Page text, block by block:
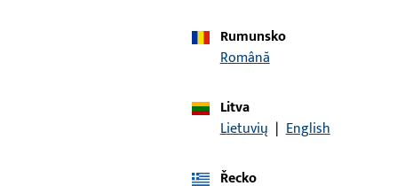
WINKELSCHLIESSBLECHE DIN LS
Rumunsko
Română
Litva
Lietuvių | English
Řecko